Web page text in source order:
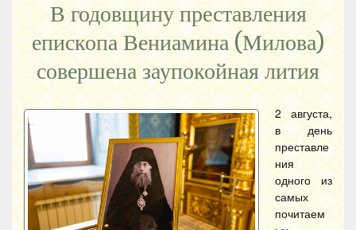
В годовщину преставления
епископа Вениамина (Милова)
совершена заупокойная лития
2 августа,
в день
преставле
ния
одного из
самых
почитаем